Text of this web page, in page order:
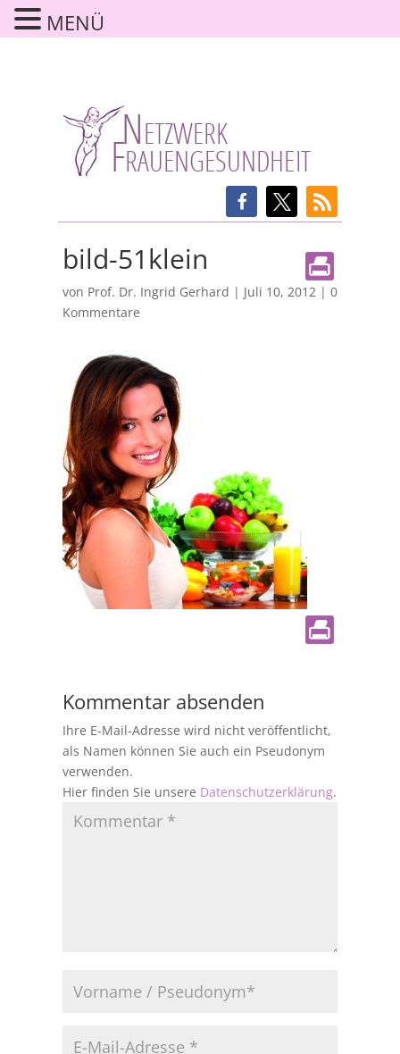
bild-51klein
von Prof. Dr. Ingrid Gerhard | Juli 10, 2012 | 0
Kommentare
Kommentar absenden
Ihre E-Mail-Adresse wird nicht veröffentlicht,
als Namen können Sie auch ein Pseudonym
verwenden.
Hier finden Sie unsere Datenschutzerklärung.
MENÜ